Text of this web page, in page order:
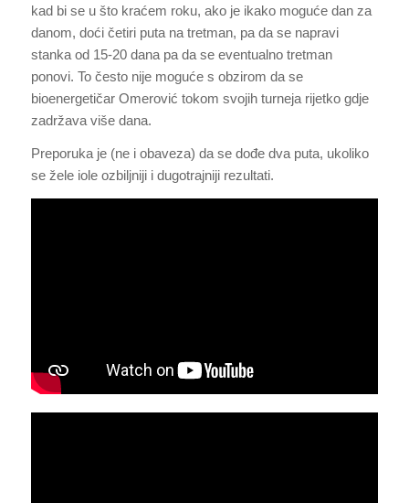
kad bi se u što kraćem roku, ako je ikako moguće dan za
danom, doći četiri puta na tretman, pa da se napravi
stanka od 15-20 dana pa da se eventualno tretman
ponovi. To često nije moguće s obzirom da se
bioenergetičar Omerović tokom svojih turneja rijetko gdje
zadržava više dana.
Preporuka je (ne i obaveza) da se dođe dva puta, ukoliko
se žele iole ozbiljniji i dugotrajniji rezultati.